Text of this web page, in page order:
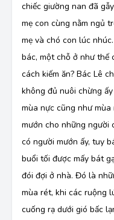
chiếc giường nan đã
mẹ con cùng nằm ngủ
mẹ và chó con lúc
bác, một chỗ ở như thế
cách kiếm ăn? Bác Lê
không đủ nuôi chừng
mùa nực cũng như
mướn cho những người
có người mướn ấy, tuy
buổi tối được mấy bát
đói đợi ở nhà. Đó là
mùa rét, khi các ruộng
cuống rạ dưới gió bấc